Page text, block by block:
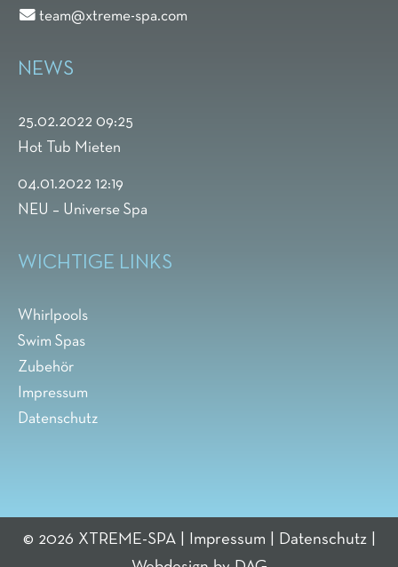
team@xtreme-spa.com
NEWS
25.02.2022 09:25
Hot Tub Mieten
04.01.2022 12:19
NEU – Universe Spa
WICHTIGE LINKS
Whirlpools
Swim Spas
Zubehör
Impressum
Datenschutz
© 2026 XTREME-SPA | Impressum Datenschutz|